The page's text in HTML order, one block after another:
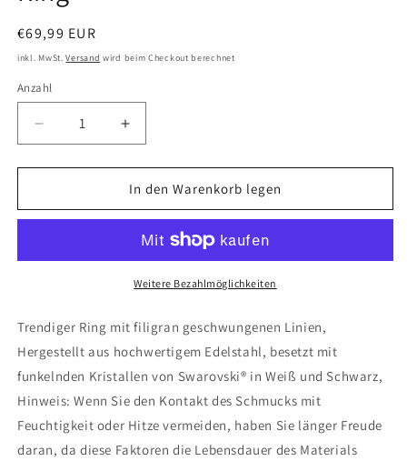
Normaler
Preis
€69,99 EUR
inkl. MwSt.Versand wird beim Checkout berechnet
Anzahl
Verringere
die
Menge
Ring
Erhöhe
die
Menge
für
Ring
In den Warenkorb legen
Weitere Bezahlmöglichkeiten
Trendiger Ring mit filigran geschwungenen Linien,
Hergestellt aus hochwertigem Edelstahl, besetzt mit
funkelnden Kristallen von Swarovski® in Weiß und Schwarz,
Hinweis: Wenn Sie den Kontakt des Schmucks mit
Feuchtigkeit oder Hitze vermeiden, haben Sie länger Freude
daran, da diese Faktoren die Lebensdauer des Materials